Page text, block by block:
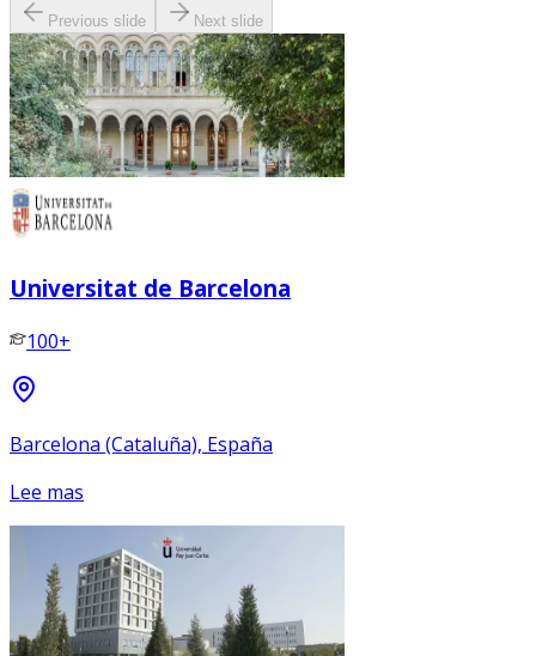
Previous slide Next slide
Universitat de Barcelona
100+
Barcelona (Cataluña), España
Lee mas